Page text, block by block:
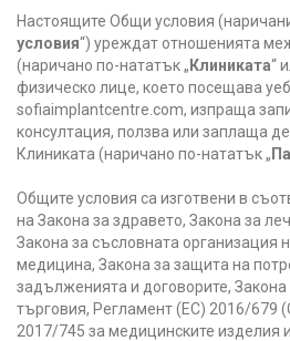
Настоящите Общи условия
условия“) уреждат отношенията
(наричано по-нататък „ Клиниката“
физическо лице, което посещава
sofiaimplantcentre.com, изпраща
консултация, ползва или заплаща
Клиниката (наричано по-нататък „
Общите условия са изготвени в
на Закона за здравето, Закона за
Закона за съсловната организация
медицина, Закона за защита на
задълженията и договорите, Закона
търговия, Регламент (ЕС) 2016/679
2017/745 за медицинските изделия